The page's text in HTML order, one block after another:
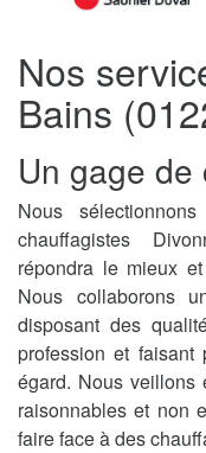
Nos
Bains
Un gage de
Nous
chauffagistes
répondra le mieux
Nous collaborons
disposant des
profession et faisant
égard. Nous veillons
raisonnables et non
faire face à des